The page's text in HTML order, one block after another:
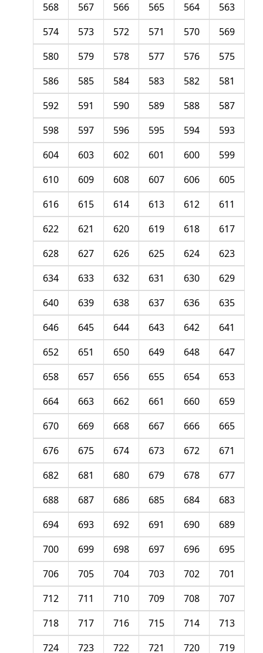
563
564
565
566
567
568
569
570
571
572
573
574
575
576
577
578
579
580
581
582
583
584
585
586
587
588
589
590
591
592
593
594
595
596
597
598
599
600
601
602
603
604
605
606
607
608
609
610
611
612
613
614
615
616
617
618
619
620
621
622
623
624
625
626
627
628
629
630
631
632
633
634
635
636
637
638
639
640
641
642
643
644
645
646
647
648
649
650
651
652
653
654
655
656
657
658
659
660
661
662
663
664
665
666
667
668
669
670
671
672
673
674
675
676
677
678
679
680
681
682
683
684
685
686
687
688
689
690
691
692
693
694
695
696
697
698
699
700
701
702
703
704
705
706
707
708
709
710
711
712
713
714
715
716
717
718
719
720
721
722
723
724